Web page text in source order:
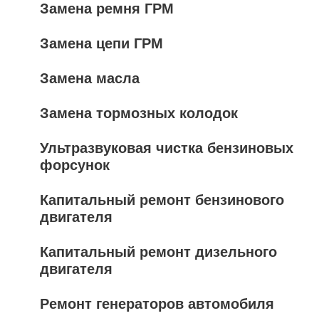
Замена ремня ГРМ
Замена цепи ГРМ
Замена масла
Замена тормозных колодок
Ультразвуковая чистка бензиновых
форсунок
Капитальный ремонт бензинового
двигателя
Капитальный ремонт дизельного
двигателя
Ремонт генераторов автомобиля